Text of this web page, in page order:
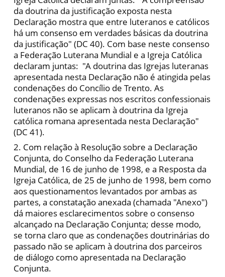
da doutrina da justificação exposta nesta
Declaração mostra que entre luteranos e católicos
há um consenso em verdades básicas da doutrina
da justificação" (DC 40). Com base neste consenso
a Federação Luterana Mundial e a Igreja Católica
declaram juntas: "A doutrina das Igrejas luteranas
apresentada nesta Declaração não é atingida pelas
condenações do Concílio de Trento. As
condenações expressas nos escritos confessionais
luteranos não se aplicam à doutrina da Igreja
católica romana apresentada nesta Declaração"
(DC 41).
2. Com relação à Resolução sobre a Declaração
Conjunta, do Conselho da Federação Luterana
Mundial, de 16 de junho de 1998, e a Resposta da
Igreja Católica, de 25 de junho de 1998, bem como
aos questionamentos levantados por ambas as
partes, a constatação anexada (chamada "Anexo")
dá maiores esclarecimentos sobre o consenso
alcançado na Declaração Conjunta; desse modo,
se torna claro que as condenações doutrinárias do
passado não se aplicam à doutrina dos parceiros
de diálogo como apresentada na Declaração
Conjunta.